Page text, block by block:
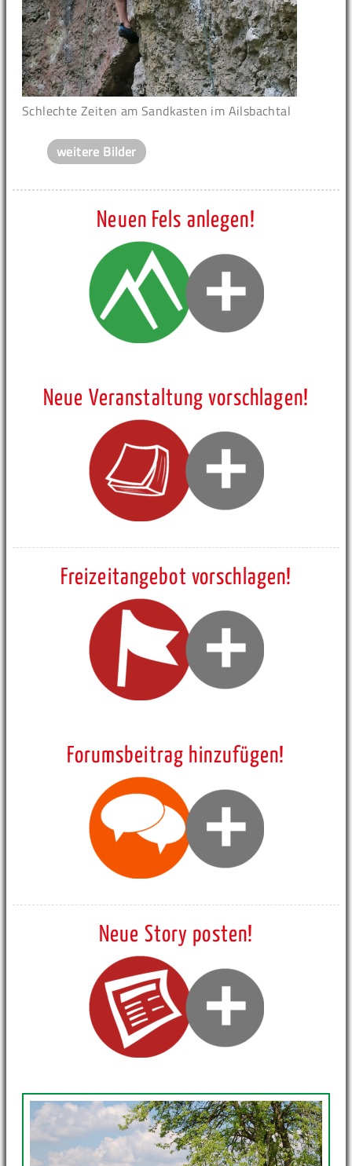
Schlechte Zeiten am Sandkasten im Ailsbachtal
weitere Bilder
Neuen Fels anlegen!
Neue Veranstaltung vorschlagen!
Freizeitangebot vorschlagen!
Forumsbeitrag hinzufügen!
Neue Story posten!